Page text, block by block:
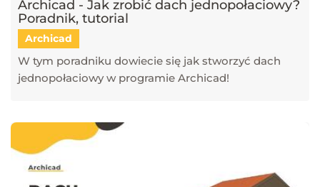
Archicad - Jak zrobić dach jednopołaciowy?
Poradnik, tutorial
Archicad
W tym poradniku dowiecie się jak stworzyć dach
jednopołaciowy w programie Archicad!